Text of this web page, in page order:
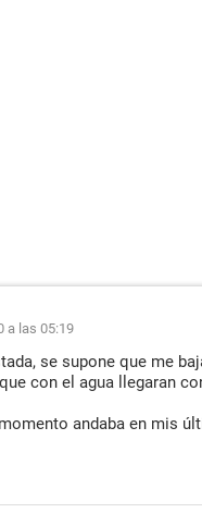
a las 05:19
se supone que me
con el agua llegaran
andaba en mis